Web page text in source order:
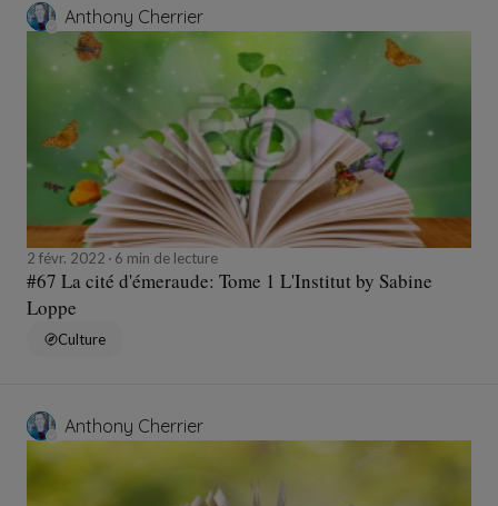
Anthony Cherrier
2 févr. 2022 6 min de lecture
#67 La cité d'émeraude: Tome 1 L'Institut by Sabine
Loppe
Culture
Anthony Cherrier